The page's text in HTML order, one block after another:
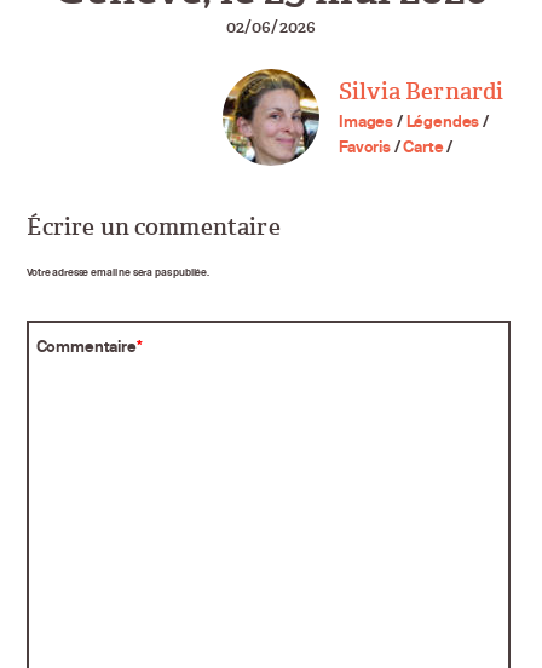
02/06/2026
Silvia Bernardi
Images/Légendes/
Favoris/Carte/
Écrire un commentaire
Votre adresse email ne sera pas publiée.
Commentaire*